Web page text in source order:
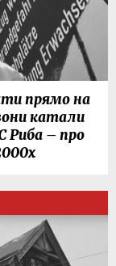
прямо на
катали
Риба – про